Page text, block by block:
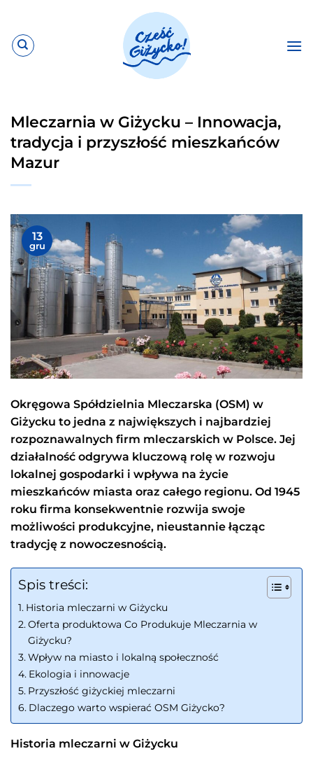
zawartości
Mleczarnia w Giżycku – Innowacja,
tradycja i przyszłość mieszkańców
Mazur
13
gru
Okręgowa Spółdzielnia Mleczarska (OSM) w
Giżycku to jedna z największych i najbardziej
rozpoznawalnych firm mleczarskich w Polsce. Jej
działalność odgrywa kluczową rolę w rozwoju
lokalnej gospodarki i wpływa na życie
mieszkańców miasta oraz całego regionu. Od 1945
roku firma konsekwentnie rozwija swoje
możliwości produkcyjne, nieustannie łącząc
tradycję z nowoczesnością.
Spis treści:
Historia mleczarni w Giżycku
Oferta produktowa Co Produkuje Mleczarnia w
Giżycku?
Wpływ na miasto i lokalną społeczność
Ekologia i innowacje
Przyszłość giżyckiej mleczarni
Dlaczego warto wspierać OSM Giżycko?
Historia mleczarni w Giżycku